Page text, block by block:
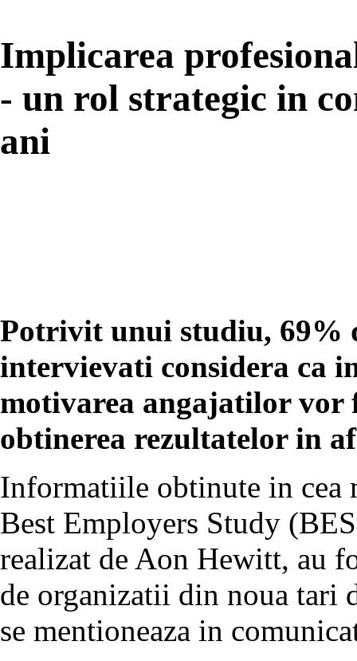
Implicarea
- un rol strategic in
ani
Potrivit unui studiu, 69%
intervievati considera ca
motivarea angajatilor
obtinerea rezultatelor in
Informatiile obtinute in cea
Best Employers Study
realizat de Aon Hewitt, au
de organizatii din noua tari
se mentioneaza in